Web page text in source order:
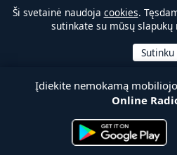
Ši svetainė naudoja cookies.
sutinkate su mūsų
Įdiekite nemokamą
Online